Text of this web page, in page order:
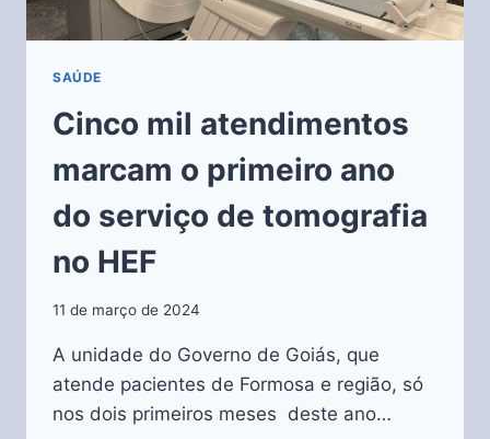
SAÚDE
Cinco mil atendimentos
marcam o primeiro ano
do serviço de tomografia
no HEF
11 de março de 2024
A unidade do Governo de Goiás, que
atende pacientes de Formosa e região, só
nos dois primeiros meses deste ano…